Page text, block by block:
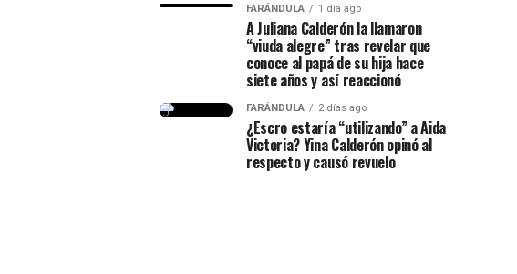
FARÁNDULA 1 día ago
A Juliana Calderón la llamaron
“viuda alegre” tras revelar que
conoce al papá de su hija hace
siete años y así reaccionó
FARÁNDULA 2 días ago
¿Escro estaría “utilizando” a Aida
Victoria? Yina Calderón opinó al
respecto y causó revuelo